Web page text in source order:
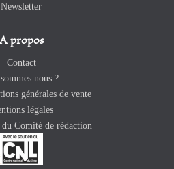
Newsletter
propos
Contact
nous ?
générales de vente
légales
Comité de rédaction